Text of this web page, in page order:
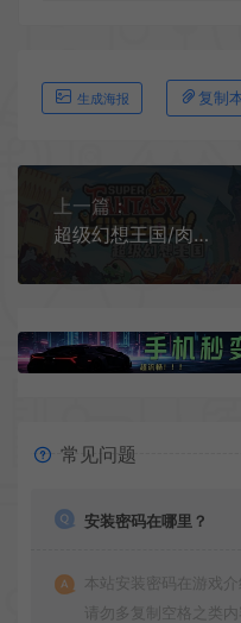
生成海报 复制
上一篇：
超级幻想王国/肉鸽城市建造策略游戏 Super Fantasy Kingdom 下载
常见问题
安装密码在哪里？
本站安装密码在游戏
请勿多复制空格之类